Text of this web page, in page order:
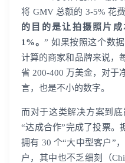
将 GMV 总额的 3-5% 花
的目的是让拍摄照片
1%。” 如果按照这个数
计算的商家和品牌来说，
省 200-400 万美金，对于
言，也是不小的数字。
而对于这类解决方案到
“达成合作”完成了投票。
拥有 30 个“大中型客户”
户，其中也不乏细刻（